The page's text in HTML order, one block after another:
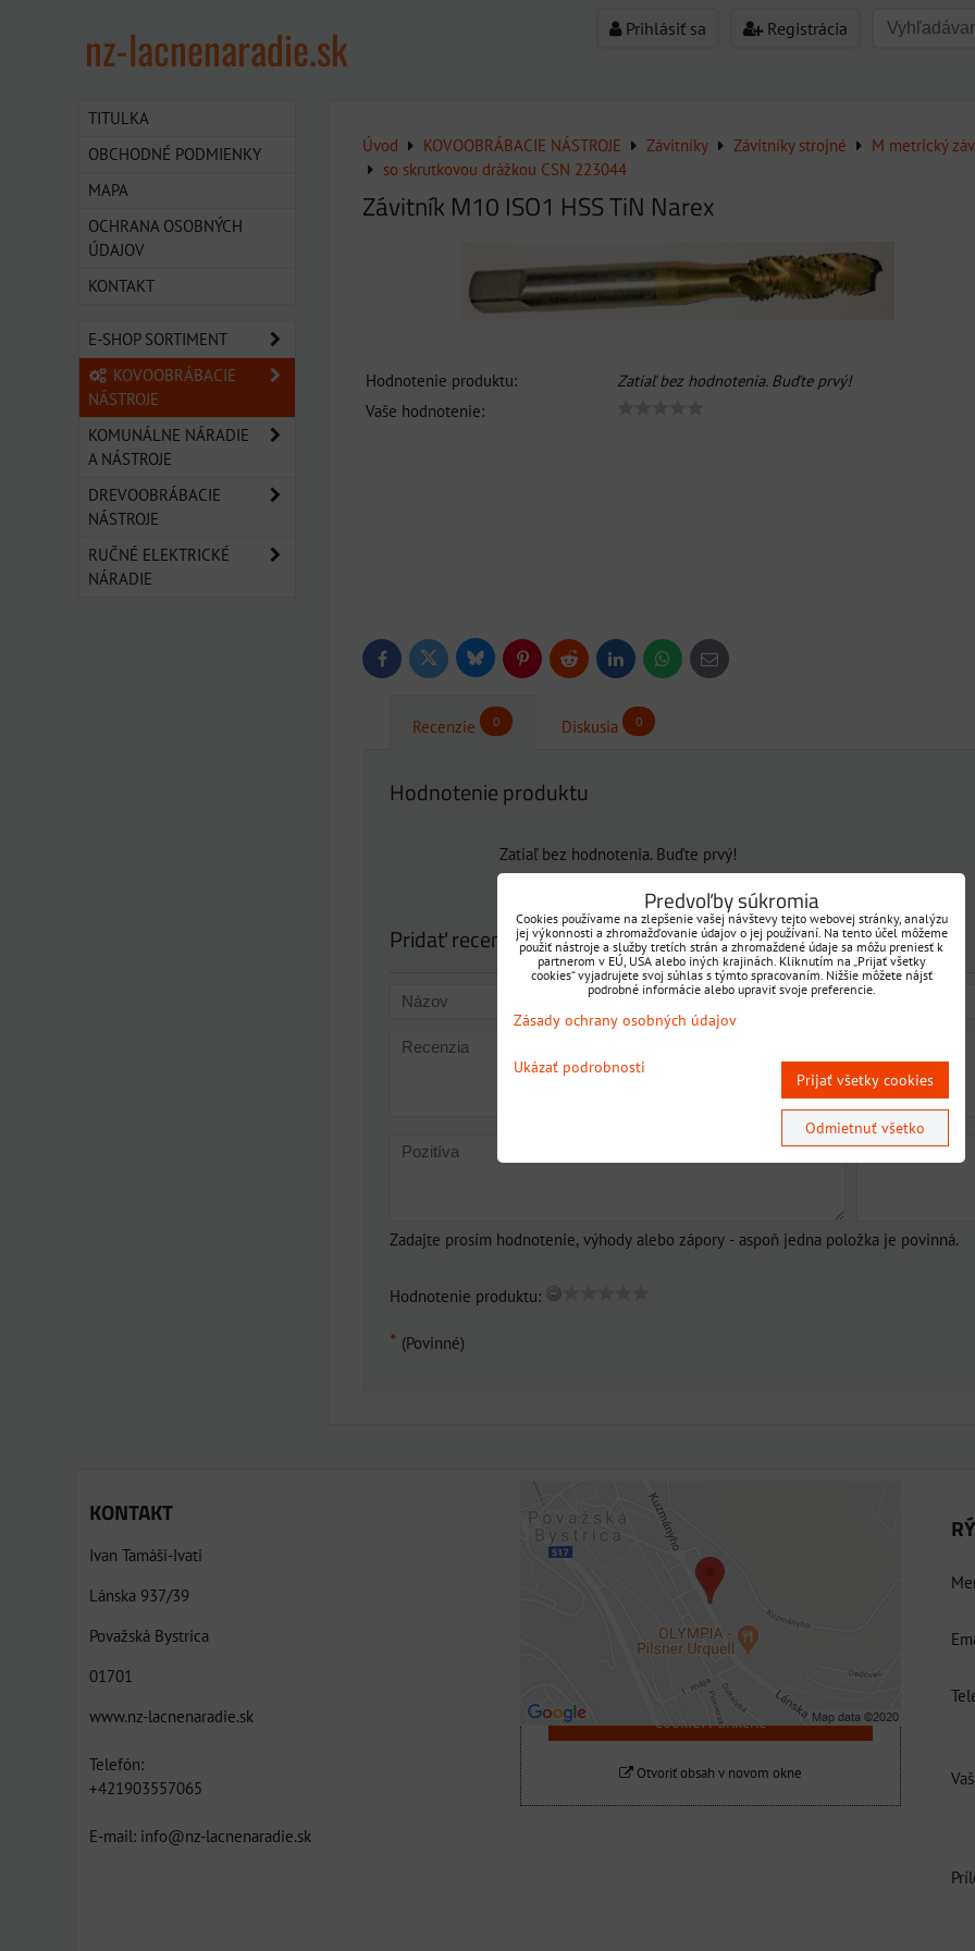
Prihlásiť sa Registrácia
nz-lacnenaradie.sk
Úvod KOVOOBRÁBACIE NÁSTROJE Závitníky Závitníky strojné
M metrický
so skrutkovou drážkou CSN 223044
Závitník M10 ISO1 HSS TiN Narex
Hodnotenie produktu:
Zatiaľ bez hodnotenia. Buďte prvý!
Vaše hodnotenie:
FacebookTwitter BlueskyPinterestReddit LinkedInWhatsApp
E-
mail
Recenzie 0 Diskusia 0
Hodnotenie produktu
Zatiaľ bez hodnotenia. Buďte prvý!
Pridať recenziu
Pridať recenziu
Zadajte prosím hodnotenie, výhody alebo zápory - aspoň jedna položka je povinná.
Hodnotenie produktu:
* (Povinné)
TITULKA
OBCHODNÉ PODMIENKY
MAPA
OCHRANA OSOBNÝCH
ÚDAJOV
KONTAKT
E-SHOP SORTIMENT
KOVOOBRÁBACIE
NÁSTROJE
KOMUNÁLNE NÁRADIE
A NÁSTROJE
DREVOOBRÁBACIE
NÁSTROJE
RUČNÉ ELEKTRICKÉ
NÁRADIE
KONTAKT
Ivan Tamáši-Ivati
Lánska 937/39
Považská Bystrica
01701
www.nz-lacnenaradie.sk
Telefón:
+421903557065
E-mail: info@nz-lacnenaradie.sk
Externý obsah je blokovaný Voľbami
súkromia
Prajete si načítať externý obsah?
Povoliť tentokrát
Povoliť a zapamätať - súhlas s druhom
cookie: Funkčné
Otvoriť obsah v novom okne
Predvoľby súkromia
Cookies používame na zlepšenie vašej návštevy tejto webovej stránky, analýzu
jej výkonnosti a zhromažďovanie údajov o jej používaní. Na tento účel môžeme
použiť nástroje a služby tretích strán a zhromaždené údaje sa môžu preniesť k
partnerom v EÚ, USA alebo iných krajinách. Kliknutím na „Prijať všetky
cookies“ vyjadrujete svoj súhlas s týmto spracovaním. Nižšie môžete nájsť
podrobné informácie alebo upraviť svoje preferencie.
Zásady ochrany osobných údajov
Ukázať podrobnosti
Prijať všetky cookies
Odmietnuť všetko